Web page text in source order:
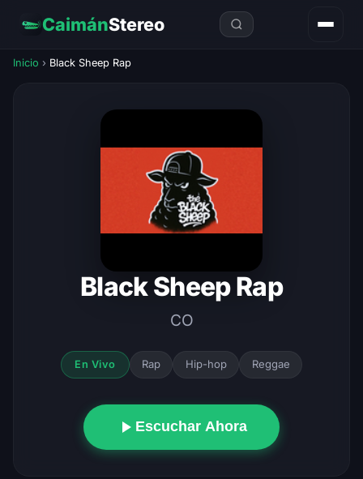
CaimánStereo
Inicio › Black Sheep Rap
Black Sheep Rap
CO
En Vivo Rap Hip-hop Reggae
Escuchar Ahora